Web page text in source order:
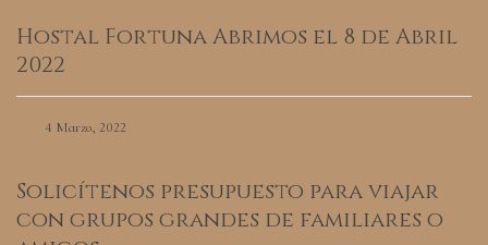
Hostal Fortuna Abrimos el 8 de Abril
2022
4 Marzo, 2022
Solicítenos presupuesto para viajar
con grupos grandes de familiares o